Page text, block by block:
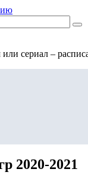
сериал –
2020-2021